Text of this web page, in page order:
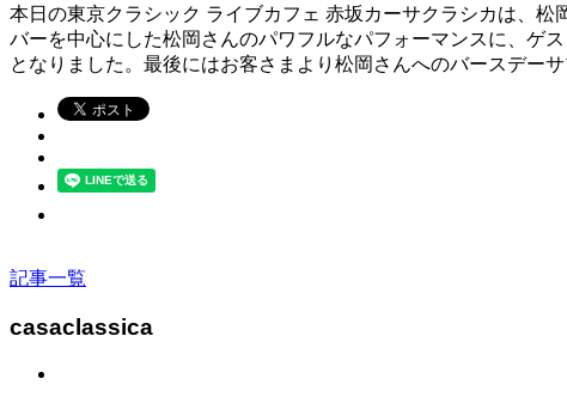
本日の東京クラシック ライブカフェ 赤坂カーサクラシカは、
バーを中心にした松岡さんのパワフルなパフォーマンスに、ゲ
となりました。最後にはお客さまより松岡さんへのバースデー
記事一覧
casaclassica